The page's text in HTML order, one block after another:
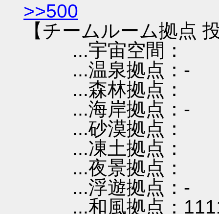
>>500
【チームルーム拠点
...宇宙空間：
...温泉拠点：-
...森林拠点：
...海岸拠点：-
...砂漠拠点：
...凍土拠点：
...夜景拠点：
...浮遊拠点：-
...和風拠点：